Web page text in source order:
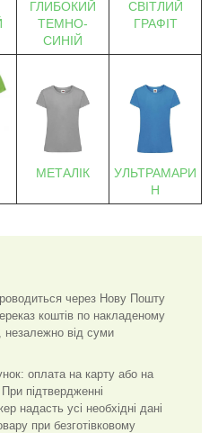
ГЛИБОКИЙ
ТЕМНО-
СИНІЙ
СВІТЛИЙ
ГРАФІТ
МЕТАЛІК
УЛЬТРАМАРИ
Н
через Нову Пошту
коштів по накладеному
незалежно від суми
оплата на карту або на
підтвердженні
надасть усі необхідні дані
при безготівковому